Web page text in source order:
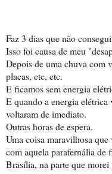
Faz 3 dias que não
Isso foi causa de meu
Depois de uma chuva com
placas, etc, etc.
E ficamos sem energia
E quando a energia elétrica
voltaram de imediato.
Outras horas de espera.
Uma coisa maravilhosa
com aquela parafernália de
Brasília, na parte que morei